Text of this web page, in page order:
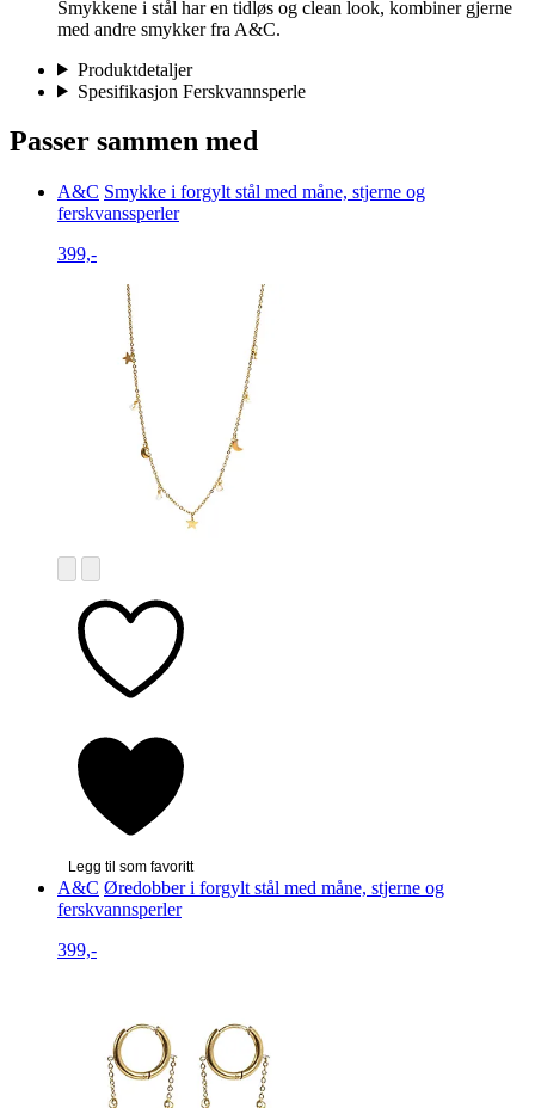
Smykkene i stål har en tidløs og clean look, kombiner gjerne
med andre smykker fra A&C.
Produktdetaljer
Spesifikasjon Ferskvannsperle
Passer sammen med
A&C Smykke i forgylt stål med måne, stjerne og
ferskvanssperler
399,-
Legg til som favoritt
A&C Øredobber i forgylt stål med måne, stjerne og
ferskvannsperler
399,-